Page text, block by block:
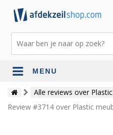
MENU
Alle reviews over
Review #3714 over Plastic